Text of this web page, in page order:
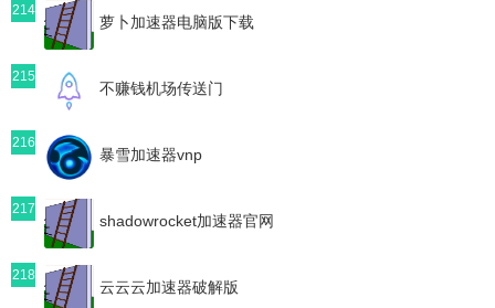
214
萝卜加速器电脑版下载
215
不赚钱机场传送门
216
暴雪加速器vnp
217
shadowrocket加速器官网
218
云云云加速器破解版